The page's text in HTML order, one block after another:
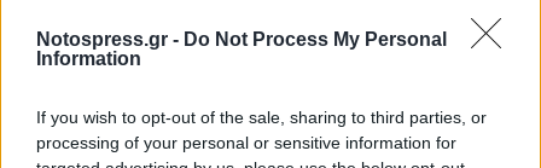
Notospress.gr - Do Not Process My Personal
Information
If you wish to opt-out of the sale, sharing to third parties, or
processing of your personal or sensitive information for
των κατοίκων και των επισκεπτών, αντί να θυσιαστεί
η περιοχή σε αποσπασματικές εμπορικές
Δυστυχώς ακόμα και το αίτημά μας προς τον ΟΣΕ, να